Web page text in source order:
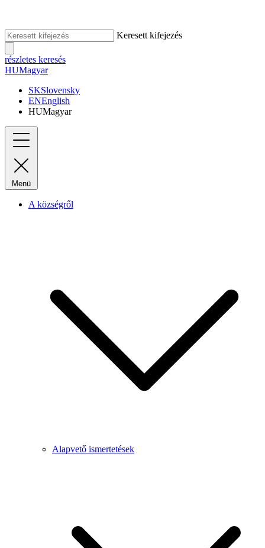
Keresett kifejezés
részletes keresés
HUMagyar
SKSlovensky
ENEnglish
HUMagyar
Menü
A községről
Alapvető ismertetések